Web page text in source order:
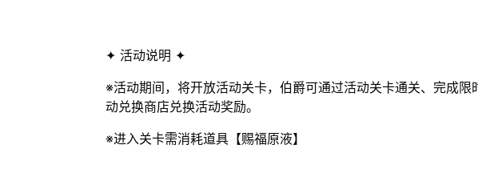
✦ 活动说明 ✦
※活动期间，将开放活动关卡，伯爵可通过活动关卡通关、完成
动兑换商店兑换活动奖励。
※进入关卡需消耗道具【赐福原液】